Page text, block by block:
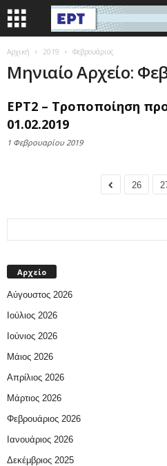
Αρχική 2019 Φεβρουάριος
Μηνιαίο Αρχείο:
ΕΡΤ2 – Τροποποίηση
01.02.2019
1 Φεβρουαρίου 2019
26
Αρχείο
Αύγουστος 2026
Ιούλιος 2026
Ιούνιος 2026
Μάιος 2026
Απρίλιος 2026
Μάρτιος 2026
Φεβρουάριος 2026
Ιανουάριος 2026
Δεκέμβριος 2025